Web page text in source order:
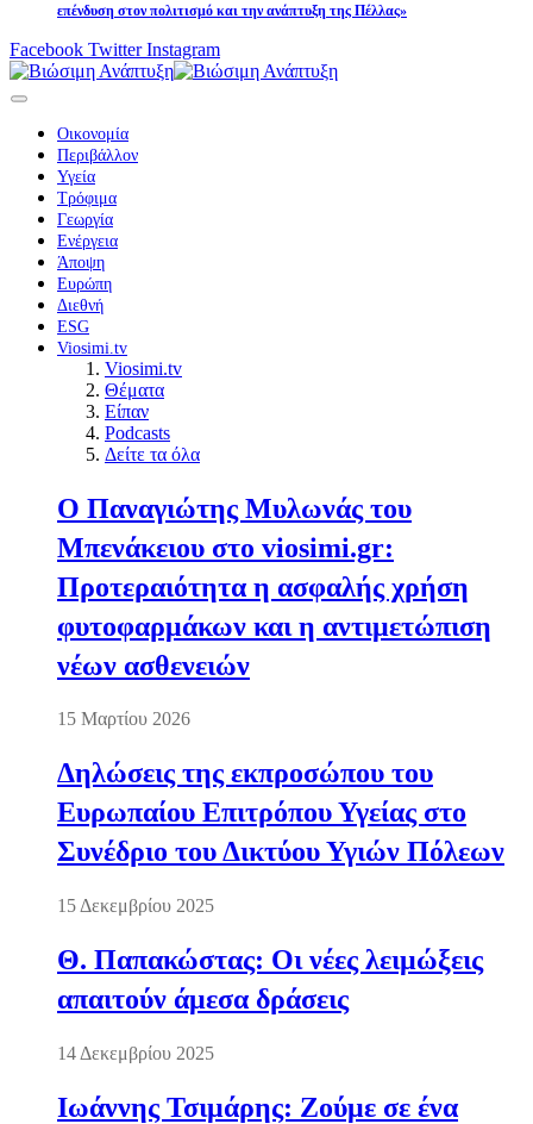
επένδυση στον πολιτισμό και την ανάπτυξη της Πέλλας»
Facebook Twitter Instagram
Οικονομία
Περιβάλλον
Υγεία
Τρόφιμα
Γεωργία
Ενέργεια
Άποψη
Ευρώπη
Διεθνή
ESG
Viosimi.tv
Viosimi.tv
Θέματα
Είπαν
Podcasts
Δείτε τα όλα
Ο Παναγιώτης Μυλωνάς του
Μπενάκειου στο viosimi.gr:
Προτεραιότητα η ασφαλής χρήση
φυτοφαρμάκων και η αντιμετώπιση
νέων ασθενειών
15 Μαρτίου 2026
Δηλώσεις της εκπροσώπου του
Ευρωπαίου Επιτρόπου Υγείας στο
Συνέδριο του Δικτύου Υγιών Πόλεων
15 Δεκεμβρίου 2025
Θ. Παπακώστας: Οι νέες λειμώξεις
απαιτούν άμεσα δράσεις
14 Δεκεμβρίου 2025
Ιωάννης Τσιμάρης: Ζούμε σε ένα